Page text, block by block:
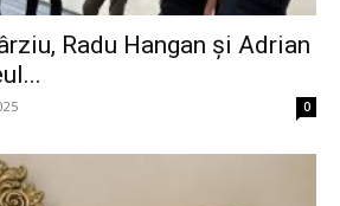
Radu Hangan și Adrian
0